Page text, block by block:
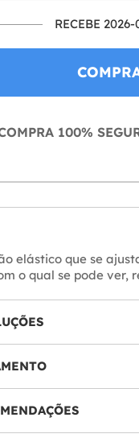
RECEBE
100%
elástico que se
o qual se pode ver,